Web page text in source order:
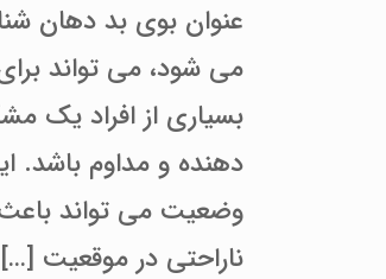
عنوان بوی بد دهان
می‌ شود، می‌ تواند
بسیاری از افراد یک
دهنده و مداوم باشد.
وضعیت می‌ تواند
ناراحتی در موقعیت‌ […]